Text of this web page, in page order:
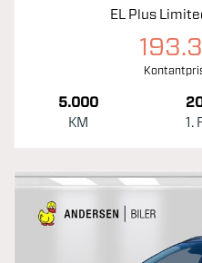
EL Plus
5.000
KM
1.